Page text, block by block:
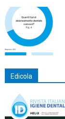
Edicola